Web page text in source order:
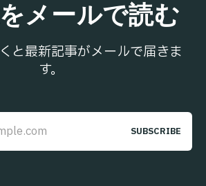
メールで読む
と最新記事がメールで届きま
す。
SUBSCRIBE